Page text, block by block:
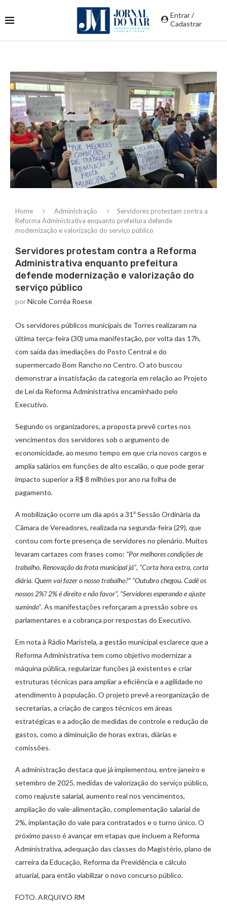
Entrar /
Cadastrar
Home Administração
Servidores protestam contra a
Reforma Administrativa enquanto prefeitura defende
modernização e valorização do serviço público
Servidores protestam contra a Reforma
Administrativa enquanto prefeitura
defende modernização e valorização do
serviço público
porNicole Corrêa Roese
Os servidores públicos municipais de Torres realizaram na
última terça-feira (30) uma manifestação, por volta das 17h,
com saída das imediações do Posto Central e do
supermercado Bom Rancho no Centro. O ato buscou
demonstrar a insatisfação da categoria em relação ao Projeto
de Lei da Reforma Administrativa encaminhado pelo
Executivo.
Segundo os organizadores, a proposta prevê cortes nos
vencimentos dos servidores sob o argumento de
economicidade, ao mesmo tempo em que cria novos cargos e
amplia salários em funções de alto escalão, o que pode gerar
impacto superior a R$ 8 milhões por ano na folha de
pagamento.
A mobilização ocorre um dia após a 31ª Sessão Ordinária da
Câmara de Vereadores, realizada na segunda-feira (29), que
contou com forte presença de servidores no plenário. Muitos
levaram cartazes com frases como: “Por melhores condições de
trabalho. Renovação da frota municipal já”, “Corta hora extra, corta
diária. Quem vai fazer o nosso trabalho?” “Outubro chegou. Cadê os
nossos 2%? 2% é direito e não favor”, “Servidores esperando e ajuste
sumindo”. As manifestações reforçaram a pressão sobre os
parlamentares e a cobrança por respostas do Executivo.
Em nota à Rádio Maristela, a gestão municipal esclarece que a
Reforma Administrativa tem como objetivo modernizar a
máquina pública, regularizar funções já existentes e criar
estruturas técnicas para ampliar a eficiência e a agilidade no
atendimento à população. O projeto prevê a reorganização de
secretarias, a criação de cargos técnicos em áreas
estratégicas e a adoção de medidas de controle e redução de
gastos, como a diminuição de horas extras, diárias e
comissões.
A administração destaca que já implementou, entre janeiro e
setembro de 2025, medidas de valorização do serviço público,
como reajuste salarial, aumento real nos vencimentos,
ampliação do vale-alimentação, complementação salarial de
2%, implantação do vale para contratados e o turno único. O
próximo passo é avançar em etapas que incluem a Reforma
Administrativa, adequação das classes do Magistério, plano de
carreira da Educação, Reforma da Previdência e cálculo
atuarial, para então viabilizar o novo concurso público.
FOTO. ARQUIVO RM